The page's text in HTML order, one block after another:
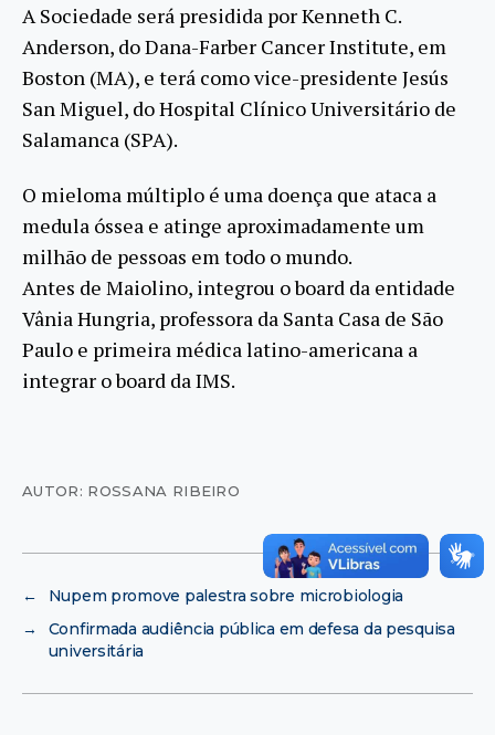
A Sociedade será presidida por Kenneth C.
Anderson, do Dana-Farber Cancer Institute, em
Boston (MA), e terá como vice-presidente Jesús
San Miguel, do Hospital Clínico Universitário de
Salamanca (SPA).
O mieloma múltiplo é uma doença que ataca a
medula óssea e atinge aproximadamente um
milhão de pessoas em todo o mundo.
Antes de Maiolino, integrou o board da entidade
Vânia Hungria, professora da Santa Casa de São
Paulo e primeira médica latino-americana a
integrar o board da IMS.
AUTOR: ROSSANA RIBEIRO
←
Nupem promove palestra sobre microbiologia
→
Confirmada audiência pública em defesa da pesquisa
universitária